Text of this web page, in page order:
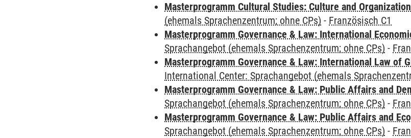
Masterprogramm Cultural Studies: Culture and Organization
(ehemals Sprachenzentrum; ohne CPs) - Französisch C1
Masterprogramm Governance & Law: International
Sprachangebot (ehemals Sprachenzentrum; ohne CPs) -
Masterprogramm Governance & Law: International Law of
International Center: Sprachangebot (ehemals
Masterprogramm Governance & Law: Public Affairs and
Sprachangebot (ehemals Sprachenzentrum; ohne CPs) -
Masterprogramm Governance & Law: Public Affairs and
Sprachangebot (ehemals Sprachenzentrum; ohne CPs) -